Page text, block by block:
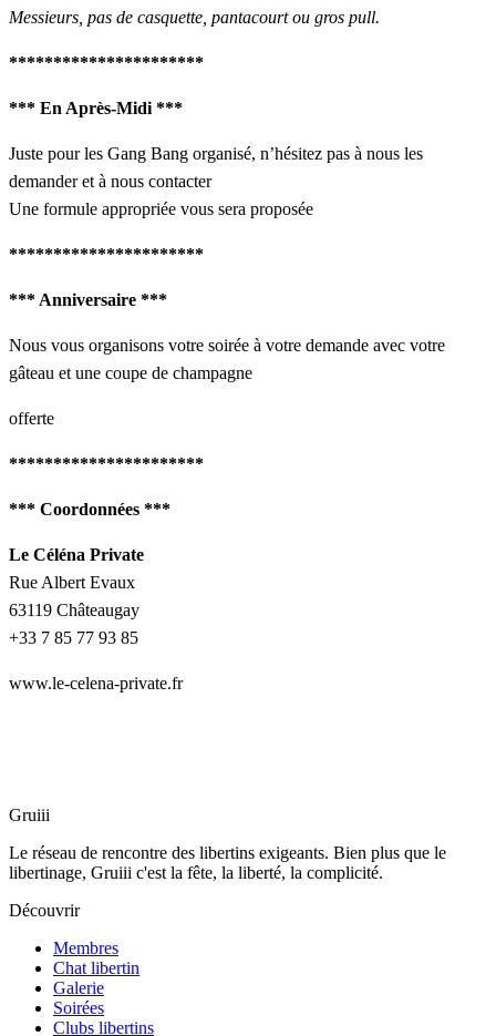
Messieurs, pas de casquette, pantacourt ou gros pull.
**********************
*** En Après-Midi ***
Juste pour les Gang Bang organisé, n’hésitez pas à nous les
demander et à nous contacter
Une formule appropriée vous sera proposée
**********************
*** Anniversaire ***
Nous vous organisons votre soirée à votre demande avec votre
gâteau et une coupe de champagne
offerte
**********************
*** Coordonnées ***
Le Céléna Private
Rue Albert Evaux
63119 Châteaugay
+33 7 85 77 93 85
www.le-celena-private.fr
Gruiii
Le réseau de rencontre des libertins exigeants. Bien plus que le
libertinage, Gruiii c'est la fête, la liberté, la complicité.
Découvrir
Membres
Chat libertin
Galerie
Soirées
Clubs libertins